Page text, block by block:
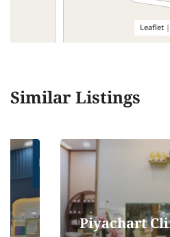
Leaflet
Similar Listings
Piyachart Clinic